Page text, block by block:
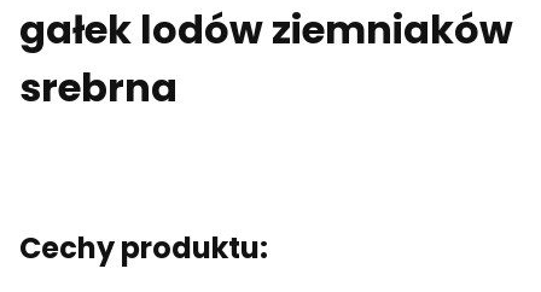
gałek lodów ziemniaków
srebrna
Cechy produktu: